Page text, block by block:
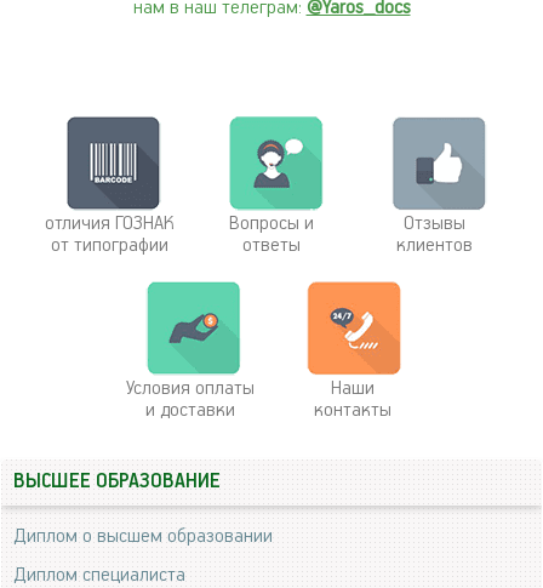
нам в наш телеграм: @Yaros_docs
отличия ГОЗНАК
от типографии
Вопросы и
ответы
Отзывы
клиентов
Условия оплаты
и доставки
Наши
контакты
ВЫСШЕЕ ОБРАЗОВАНИЕ
Диплом о высшем образовании
Диплом специалиста